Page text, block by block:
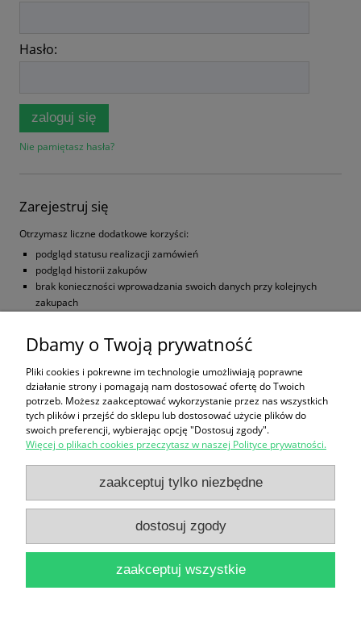
Hasło:
zaloguj się
Nie pamiętasz hasła?
Zarejestruj się
Otrzymasz liczne dodatkowe korzyści:
podgląd statusu realizacji zamówień
podgląd historii zakupów
brak konieczności wprowadzania swoich danych przy kolejnych
zakupach
zarejestruj się
Zakupy
Reklamacje i zwroty
Pomoc
Moje konto
Informacje
Dbamy o Twoją prywatność
Pliki cookies i pokrewne im technologie umożliwiają poprawne
działanie strony i pomagają nam dostosować ofertę do Twoich
potrzeb. Możesz zaakceptować wykorzystanie przez nas wszystkich
tych plików i przejść do sklepu lub dostosować użycie plików do
swoich preferencji, wybierając opcję "Dostosuj zgody".
Więcej o plikach cookies przeczytasz w naszej Polityce prywatności.
zaakceptuj tylko niezbędne
dostosuj zgody
zaakceptuj wszystkie